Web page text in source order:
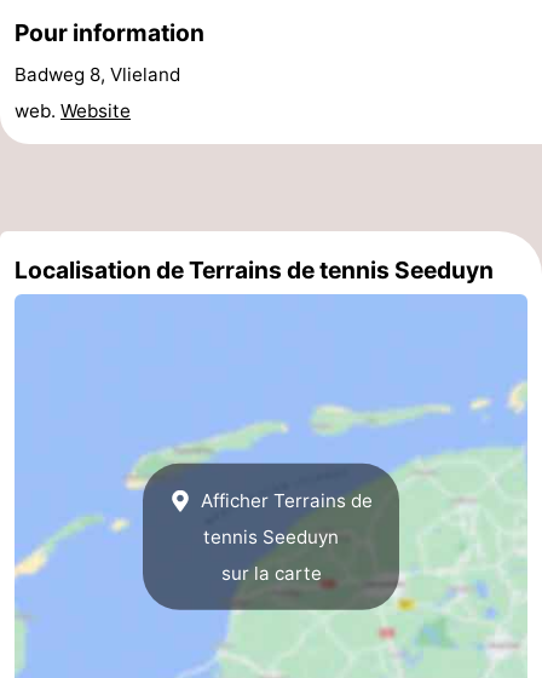
Equitation
Promenade
Wadden
Observation
manger
Pratiques
Stationnement
des
Wadden
Adresses
Médicales
Région
Pour information
Badweg 8, Vlieland
web. Website
Localisation de Terrains de tennis Seeduyn
Afficher Terrains de
tennis Seeduyn
sur la carte